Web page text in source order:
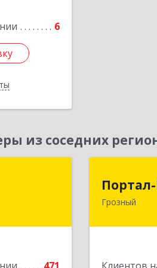
6
из соседних
ТРЕЙД
Грозный г,
Грозный364906,